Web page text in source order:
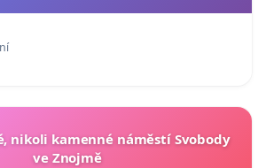
nikoli kamenné náměstí Svobody
ve Znojmě